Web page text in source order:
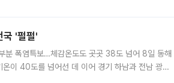
'펄펄'
폭염특보…체감온도도 곳곳 38도 넘어 8일 동해
이 40도를 넘어선 데 이어 경기 하남과 전남 광양